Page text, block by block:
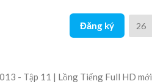
Đăng ký 26
- Tập 11 | Lồng Tiếng Full HD mới